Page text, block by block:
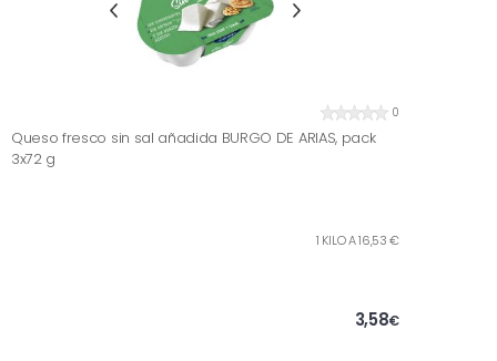
0
Queso fresco sin sal añadida BURGO DE ARIAS, pack
3x72 g
1 KILO A 16,53 €
3,58€